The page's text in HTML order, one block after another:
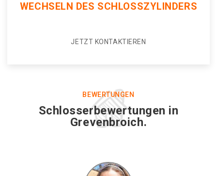
WECHSELN DES SCHLOSSZYLINDERS
JETZT KONTAKTIEREN
BEWERTUNGEN
Schlosserbewertungen in
Grevenbroich.